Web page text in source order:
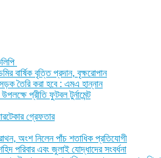
বার্ষিক বৃত্তি প্রদান, বৃক্ষরোপান
তৈরি করা হবে : এমএ হান্নান
প্রীতি ফুটবল টুর্নামেন্ট
গ্রেফতার
অংশ নিলেন পাঁচ শতাধিক প্রতিযোগী
পরিবার এবং জুলাই যোদ্ধাদের সংবর্ধনা